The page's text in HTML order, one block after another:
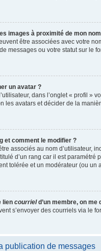
images à proximité de mon
être associées avec votre
messages ou votre statut sur le
un avatar ?
dans l’onglet « profil »
les avatars et décider de la
et comment le modifier ?
associés au nom d’utilisateur,
d’un rang car il est
tolérée et un modérateur (ou
lien courrield’un membre, on me
s’envoyer des courriels via le
publication de messages